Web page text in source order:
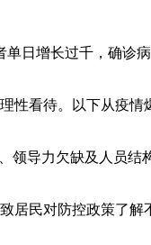
日增长过千，确诊
性看待。以下从疫
导力欠缺及人员
居民对防控政策了